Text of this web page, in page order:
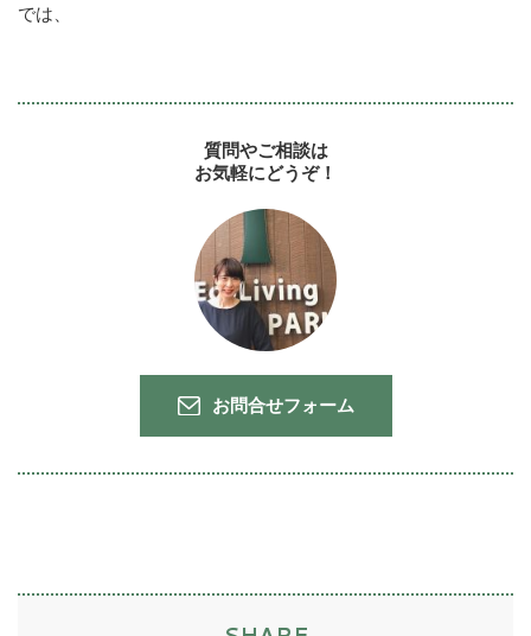
では、
質問やご相談は
お気軽にどうぞ！
お問合せフォーム